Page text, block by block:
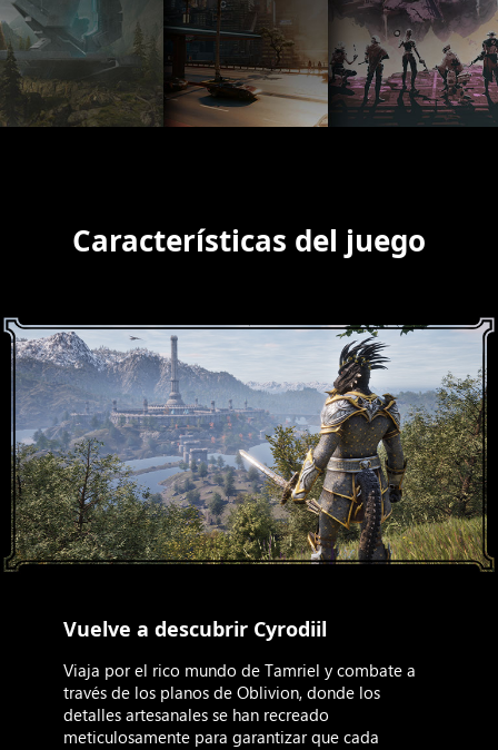
Características del juego
Vuelve a descubrir Cyrodiil
Viaja por el rico mundo de Tamriel y combate a
través de los planos de Oblivion, donde los
detalles artesanales se han recreado
meticulosamente para garantizar que cada